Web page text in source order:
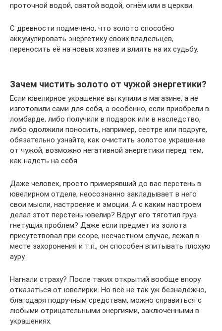
проточной водой, святой водой, огнём или в церкви.
С древности подмечено, что золото способно
аккумулировать энергетику своих владельцев,
переносить её на новых хозяев и влиять на их судьбу.
Зачем чистить золото от чужой энергетики?
Если ювелирное украшение вы купили в магазине, а не
изготовили сами для себя, а особенно, если приобрели в
ломбарде, либо получили в подарок или в наследство,
либо одолжили поносить, например, сестре или подруге,
обязательно узнайте, как очистить золотое украшение
от чужой, возможно негативной энергетики перед тем,
как надеть на себя.
Даже человек, просто примерявший до вас перстень в
ювелирном отделе, неосознанно закладывает в него
свои мысли, настроение и эмоции. А с каким настроем
делал этот перстень ювелир? Вдруг его тяготил груз
гнетущих проблем? Даже если предмет из золота
присутствовал при ссоре, несчастном случае, лежал в
месте захоронения и т.п., он способен впитывать плохую
ауру.
Нагнали страху? После таких открытий вообще впору
отказаться от ювелирки. Но всё не так уж безнадёжно,
благодаря подручным средствам, можно справиться с
любыми отрицательными энергиями, заключёнными в
украшениях.